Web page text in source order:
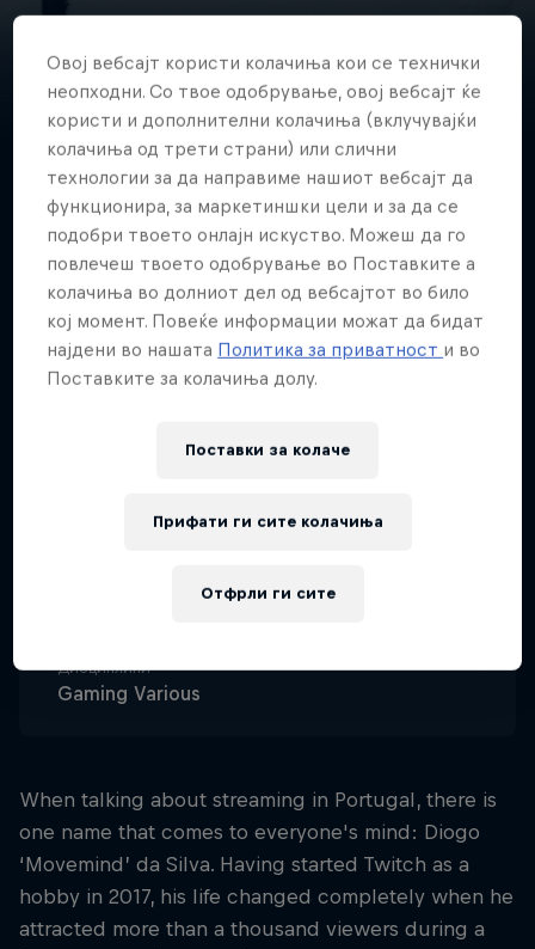
Portugal · Games
One of Portugal's most popular
streamers, Diogo ‘Movemind’ da
Silva made the jump from
reporting on virtual matches to
real football games.
Дисциплини
Gaming Various
When talking about streaming in Portugal, there is
one name that comes to everyone's mind: Diogo
‘Movemind’ da Silva. Having started Twitch as a
hobby in 2017, his life changed completely when he
attracted more than a thousand viewers during a
Овој вебсајт користи колачиња кои се технички
неопходни. Со твое одобрување, овој вебсајт ќе
користи и дополнителни колачиња (вклучувајќи
колачиња од трети страни) или слични
технологии за да направиме нашиот вебсајт да
функционира, за маркетиншки цели и за да се
подобри твоето онлајн искуство. Можеш да го
повлечеш твоето одобрување во Поставките а
колачиња во долниот дел од вебсајтот во било
кој момент. Повеќе информации можат да бидат
најдени во нашата Политика за приватност и во
Поставките за колачиња долу.
Поставки за колачe
Отфрли ги сите
Прифати ги сите колачиња